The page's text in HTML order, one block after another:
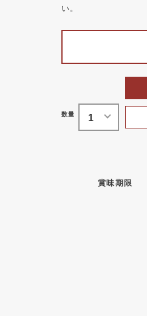
い。
賞味期限